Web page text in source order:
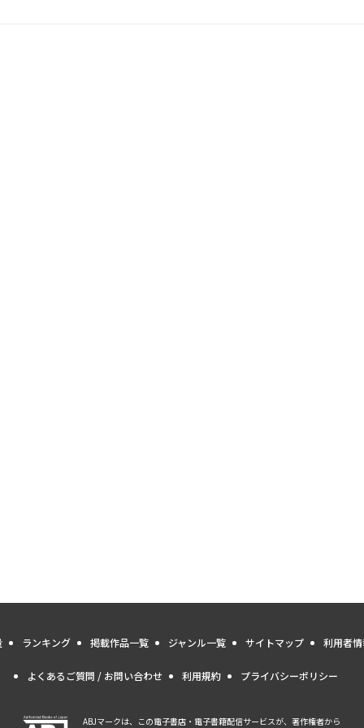
ランキング 掲載作品一覧 ジャンル一覧 サイトマップ 利用者
よくあるご質問 / お問い合わせ 利用規約 プライバシーポリシー
ABJマークは、この電子書店・電子書籍配信サービスが、著作権者から